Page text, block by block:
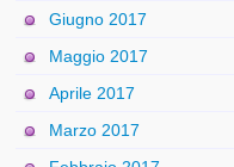
Giugno 2017
Maggio 2017
Aprile 2017
Marzo 2017